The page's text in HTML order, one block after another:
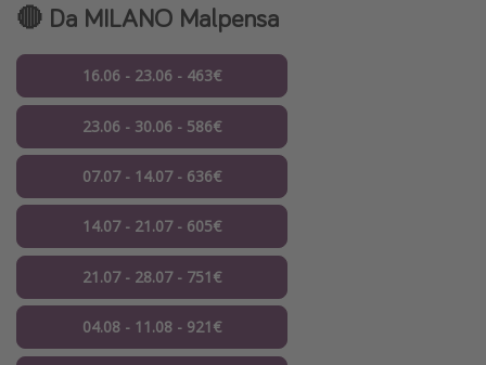
🔴 Da MILANO Malpensa
16.06 - 23.06 - 463€
23.06 - 30.06 - 586€
07.07 - 14.07 - 636€
14.07 - 21.07 - 605€
21.07 - 28.07 - 751€
04.08 - 11.08 - 921€